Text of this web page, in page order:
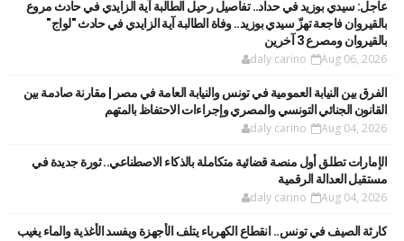
عاجل: سيدي بوزيد في حداد.. تفاصيل رحيل الطالبة آية الزايدي في حادث مروع
بالقيروان فاجعة تهزّ سيدي بوزيد.. وفاة الطالبة آية الزايدي في حادث "لواج"
بالقيروان ومصرع 3 آخرين
daly carino Aug 06, 2026
الفرق بين النيابة العمومية في تونس والنيابة العامة في مصر | مقارنة صادمة بين
القانون الجنائي التونسي والمصري وإجراءات الاحتفاظ بالمتهم
daly carino Aug 04, 2026
الإمارات تطلق أول منصة قضائية متكاملة بالذكاء الاصطناعي.. ثورة جديدة في
مستقبل العدالة الرقمية
daly carino Aug 04, 2026
كارثة الصيف في تونس.. انقطاع الكهرباء يتلف الأجهزة ويفسد الأغذية والماء يغيب